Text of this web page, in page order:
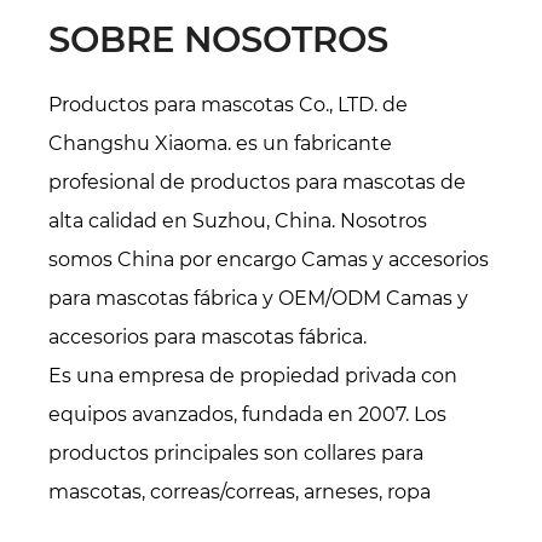
SOBRE NOSOTROS
Productos para mascotas Co., LTD. de
Changshu Xiaoma. es un fabricante
profesional de productos para mascotas de
alta calidad en Suzhou, China. Nosotros
somosChina por encargo Camas y accesorios
para mascotas fábrica yOEM/ODM Camas y
accesorios para mascotas fábrica.
Es una empresa de propiedad privada con
equipos avanzados, fundada en 2007. Los
productos principales son collares para
mascotas, correas/correas, arneses, ropa